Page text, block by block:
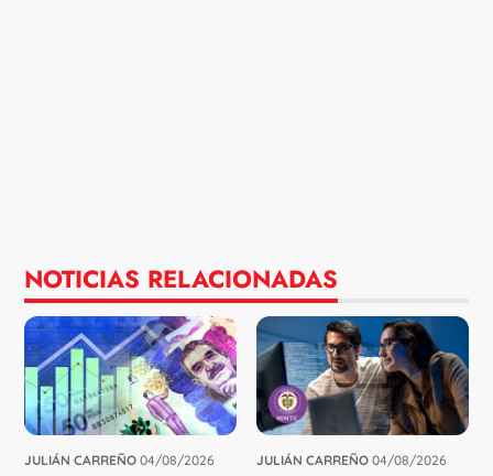
NOTICIAS RELACIONADAS
JULIÁN CARREÑO 04/08/2026 JULIÁN CARREÑO 04/08/2026